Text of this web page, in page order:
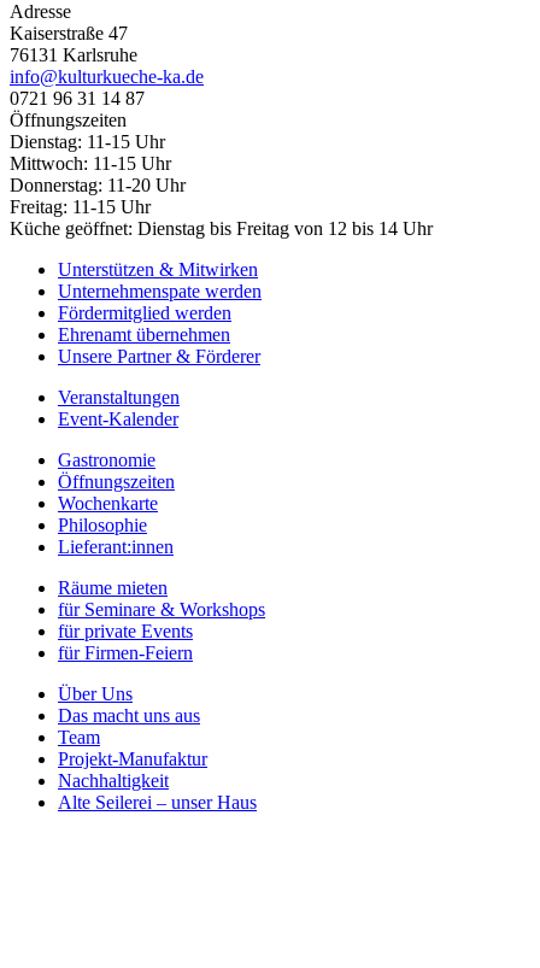
Adresse
Kaiserstraße 47
76131 Karlsruhe
info@kulturkueche-ka.de
0721 96 31 14 87
Öffnungszeiten
Dienstag: 11-15 Uhr
Mittwoch: 11-15 Uhr
Donnerstag: 11-20 Uhr
Freitag: 11-15 Uhr
Küche geöffnet: Dienstag bis Freitag von 12 bis 14 Uhr
Unterstützen & Mitwirken
Unternehmenspate werden
Fördermitglied werden
Ehrenamt übernehmen
Unsere Partner & Förderer
Veranstaltungen
Event-Kalender
Gastronomie
Öffnungszeiten
Wochenkarte
Philosophie
Lieferant:innen
Räume mieten
für Seminare & Workshops
für private Events
für Firmen-Feiern
Über Uns
Das macht uns aus
Team
Projekt-Manufaktur
Nachhaltigkeit
Alte Seilerei – unser Haus